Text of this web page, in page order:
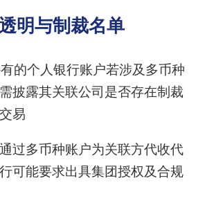
明与制裁名单
的个人银行账户若涉及多币种
披露其关联公司是否存在制裁
易
过多币种账户为关联方代收代
可能要求出具集团授权及合规